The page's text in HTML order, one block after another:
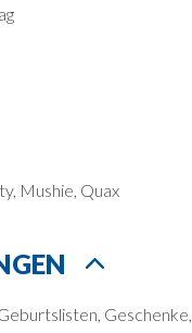
Mushie, Quax